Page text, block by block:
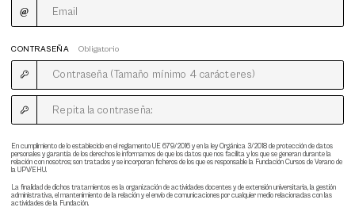
CONTRASEÑA Obligatorio
En cumplimiento de lo establecido en el reglamento UE 679/2016 y en la ley Orgánica 3/2018 de protección de datos
personales y garantía de los derechos le informamos de que los datos que nos facilita y los que se generan durante la
relación con nosotros; son tratados y se incorporan ficheros de los que es responsable la Fundación Cursos de Verano de
la UPV/EHU.
La finalidad de dichos tratamientos es la organización de actividades docentes y de extensión universitaria, la gestión
administrativa, el mantenimiento de la relación y el envío de comunicaciones por cualquier medio relacionadas con las
actividades de la Fundación.